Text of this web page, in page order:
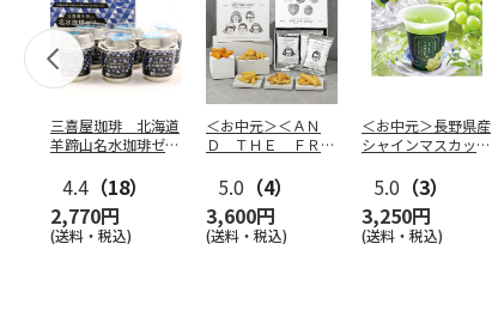
三喜屋珈琲 北海道
羊蹄山名水珈琲ゼリ
4.4 （18）
2,770円
(送料・税込)
＜お中元＞＜ＡＮ
Ｄ ＴＨＥ ＦＲＩ
ト５種
…
5.0 （4）
3,600円
(送料・税込)
＜お中元＞長野県産
シャインマスカット
5.0 （3）
3,250円
(送料・税込)